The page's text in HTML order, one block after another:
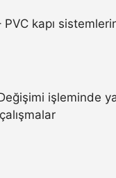
kapı
işleminde